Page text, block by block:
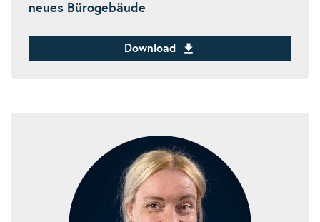
neues Bürogebäude
Download